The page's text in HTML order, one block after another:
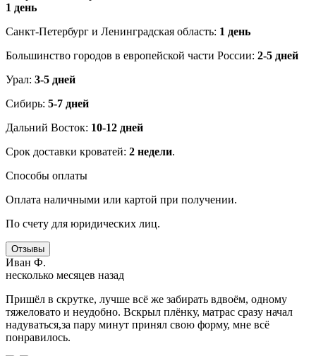
1 день
Санкт-Петербург и Ленинградская область: 1 день
Большинство городов в европейской части России: 2-5 дней
Урал: 3-5 дней
Сибирь: 5-7 дней
Дальний Восток: 10-12 дней
Срок доставки кроватей: 2 недели.
Способы оплаты
Оплата наличными или картой при получении.
По счету для юридических лиц.
Отзывы
Иван Ф.
несколько месяцев назад
Пришёл в скрутке, лучше всё же забирать вдвоём, одному
тяжеловато и неудобно. Вскрыл плёнку, матрас сразу начал
надуваться,за пару минут принял свою форму, мне всё
понравилось.